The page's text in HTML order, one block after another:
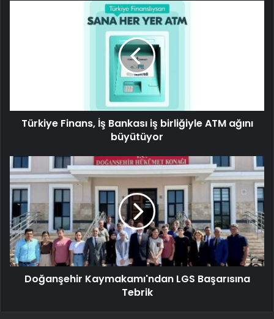
Türkiye Finans, İş Bankası iş birliğiyle ATM ağını
büyütüyor
Doğanşehir Kaymakamı'ndan LGS Başarısına
Tebrik